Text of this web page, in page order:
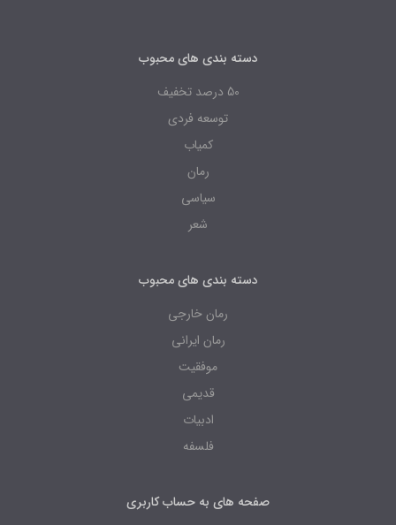
دسته بندی های محبوب
50 درصد تخفیف
توسعه فردی
کمیاب
رمان
سیاسی
شعر
دسته بندی های محبوب
رمان خارجی
رمان ایرانی
موفقیت
قدیمی
ادبیات
فلسفه
صفحه های به حساب کاربری